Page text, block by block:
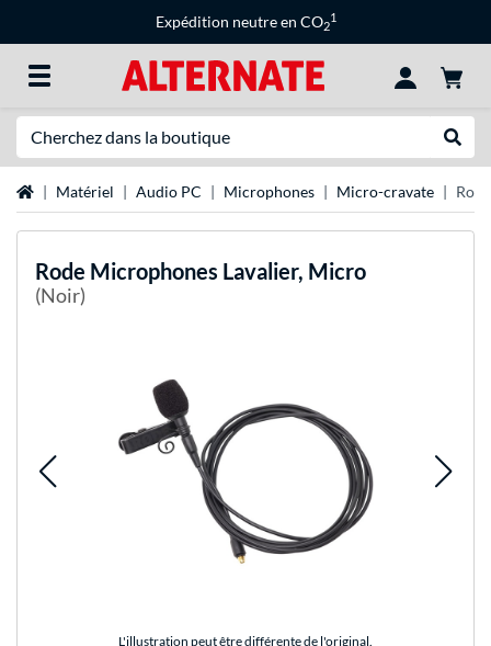
Expédition neutre en CO2
1
Page d'accueil
Matériel Audio PC Microphones Micro-cravate
Rode Microphones Lavalier, Micro
(Noir)
L'illustration peut être différente de l'original.